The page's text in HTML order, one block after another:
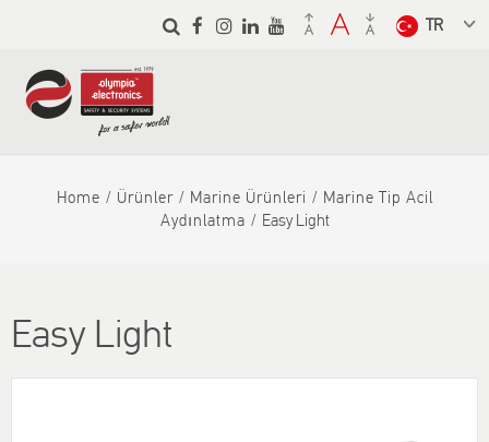
Skip to
main
Home Ürünler Marine Ürünleri
Marine Tip Acil
Aydınlatma
Easy Light
Easy Light